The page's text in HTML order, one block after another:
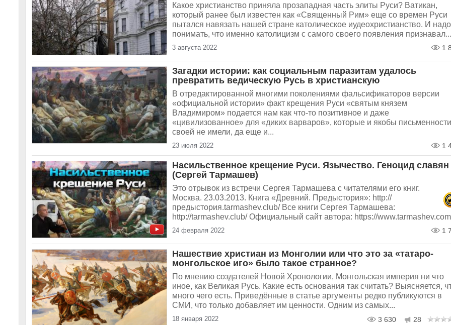
Какое христианство приняла прозападная часть элиты Руси? Ватикан,
который ранее был известен как «Священный Рим» еще со времен Руси
пытался навязать нашей стране католическое иудеохристианство. И надо
понимать, что именно католицизм с самого своего появления признавал...
3 августа 2022 1
Загадки истории: как социальным паразитам удалось
превратить ведическую Русь в христианскую
В отредактированной многими поколениями фальсификаторов версии
«официальной истории» факт крещения Руси «святым князем
Владимиром» подается нам как что-то позитивное и даже
«цивилизованное» для «диких варваров», которые и якобы письменности
своей не имели, да еще и...
23 июля 2022 1
Насильственное крещение Руси. Язычество. Геноцид славян
(Сергей Тармашев)
Это отрывок из встречи Сергея Тармашева с читателями его книг.
Москва. 23.03.2013. Книга «Древний. Предыстория»: http://
предыстория.tarmashev.club/ Все книги Сергея Тармашева:
http://tarmashev.club/ Официальный сайт автора: https://
24 февраля 2022 1
Нашествие христиан из Монголии или что это за «татаро-
монгольское иго» было такое странное?
По мнению создателей Новой Хронологии, Монгольская империя ни что
иное, как Великая Русь. Какие есть основания так считать? Выясняется,
много чего есть. Приведённые в статье аргументы редко публикуются в
СМИ, что только добавляет им ценности. Одним из самых...
18 января 2022 3 630 28